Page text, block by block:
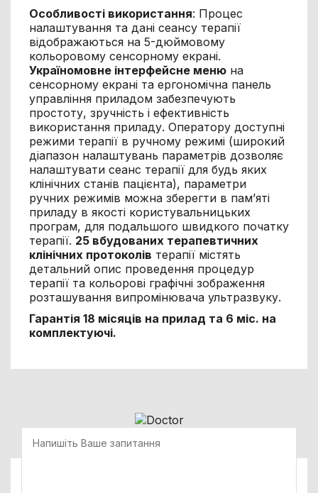
Особливості використання: Процес
налаштування та дані сеансу терапії
відображаються на 5-дюймовому
кольоровому сенсорному екрані.
Україномовне інтерфейсне менюна
сенсорному екрані та ергономічна панель
управління приладом забезпечують
простоту, зручність і ефективність
використання приладу. Оператору доступні
режими терапії в ручному режимі (широкий
діапазон налаштувань параметрів дозволяє
налаштувати сеанс терапії для будь яких
клінічних станів пацієнта), параметри
ручних режимів можна зберегти в пам’яті
приладу в якості користувальницьких
програм, для подальшого швидкого початку
терапії. 25 вбудованих терапевтичних
клінічних протоколів терапії містять
детальний опис проведення процедур
терапії та кольорові графічні зображення
розташування випромінювача ультразвуку.
Гарантія 18 місяців на прилад та 6 міс. на
комплектуючі.